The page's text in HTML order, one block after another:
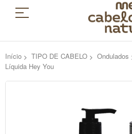
Início TIPO DE CABELO Ondulados
Líquida Hey You